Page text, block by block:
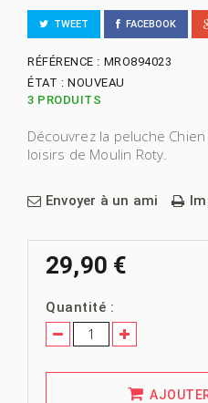
TWEET FACEBOOK
RÉFÉRENCE : MRO894023
ÉTAT : NOUVEAU
3 PRODUITS
Découvrez la peluche
loisirs de Moulin Roty.
Envoyer à un ami
29,90 €
Quantité :